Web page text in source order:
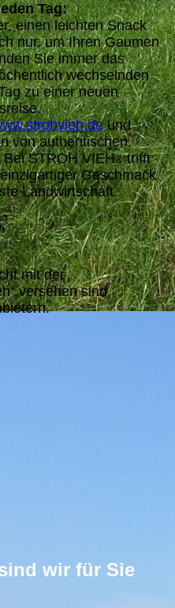
Tag:
einen leichten Snack
nur, um Ihren Gaumen
Sie immer das
wechselnden
zu einer neuen
und
von authentischen,
STROH VIEH®trifft
Geschmack
Landwirtschaft.
mit der
versehen sind,
wir für Sie